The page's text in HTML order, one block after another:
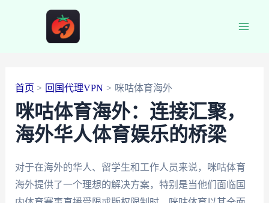
首页 回国代理VPN 咪咕体育海外
咪咕体育海外：连接汇聚，
海外华人体育娱乐的桥梁
对于在海外的华人、留学生和工作人员来说，咪咕体育
海外提供了一个理想的解决方案，特别是当他们面临国